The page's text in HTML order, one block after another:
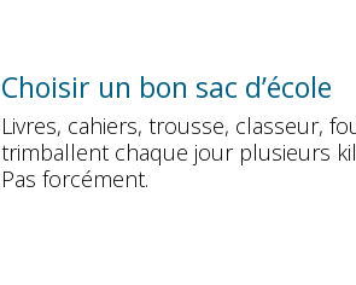
Choisir un bon sac d’école
Livres, cahiers, trousse, classeur,
trimballent chaque jour plusieurs
Pas forcément.